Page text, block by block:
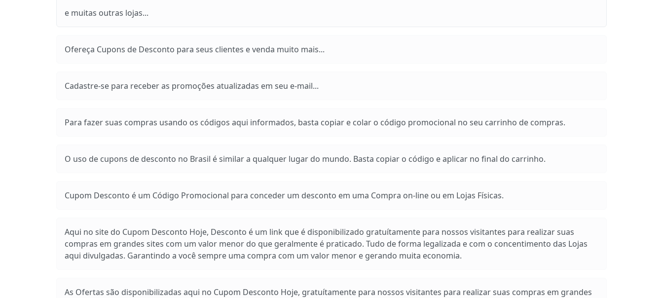
e muitas outras lojas...
Ofereça Cupons de Desconto para seus clientes e venda muito mais...
Cadastre-se para receber as promoções atualizadas em seu e-mail...
Para fazer suas compras usando os códigos aqui informados, basta copiar e colar o código promocional no seu carrinho de compras.
O uso de cupons de desconto no Brasil é similar a qualquer lugar do mundo. Basta copiar o código e aplicar no final do carrinho.
Cupom Desconto é um Código Promocional para conceder um desconto em uma Compra on-line ou em Lojas Físicas.
Aqui no site do Cupom Desconto Hoje, Desconto é um link que é disponibilizado gratuítamente para nossos visitantes para realizar suas
compras em grandes sites com um valor menor do que geralmente é praticado. Tudo de forma legalizada e com o concentimento das Lojas
aqui divulgadas. Garantindo a você sempre uma compra com um valor menor e gerando muita economia.
As Ofertas são disponibilizadas aqui no Cupom Desconto Hoje, gratuítamente para nossos visitantes para realizar suas compras em grandes